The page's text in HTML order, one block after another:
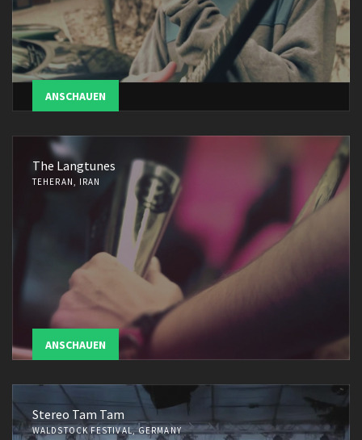
ANSCHAUEN
The Langtunes
TEHERAN, IRAN
ANSCHAUEN
Stereo Tam Tam
WALDSTOCK FESTIVAL, GERMANY